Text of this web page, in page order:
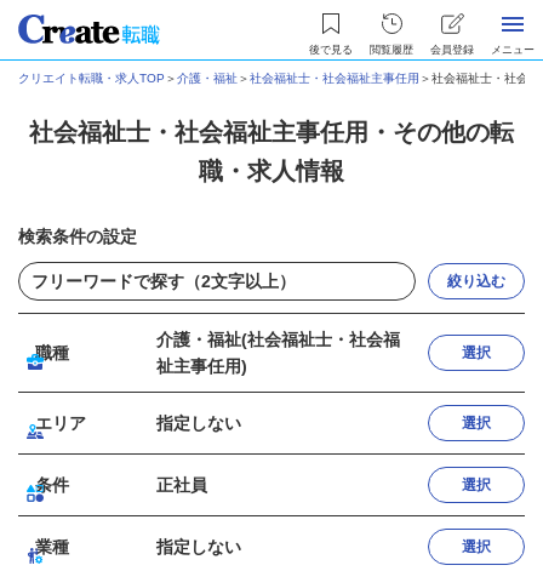
後で見る 閲覧履歴 会員登録 メニュー
クリエイト転職・求人TOP ＞介護・福祉＞社会福祉士・社会福祉主事任用 ＞社会福祉士・社会
社会福祉士・社会福祉主事任用・その他の転
職・求人情報
検索条件の設定
絞り込む
職種
介護・福祉(社会福祉士・社会福
祉主事任用)
選択
エリア 指定しない 選択
条件 正社員 選択
業種 指定しない 選択